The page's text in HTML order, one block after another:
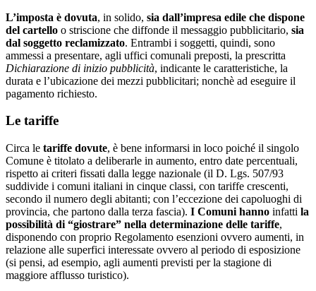
L’imposta è dovuta, in solido, sia dall’impresa edile che dispone
del cartello o striscione che diffonde il messaggio pubblicitario, sia
dal soggetto reclamizzato. Entrambi i soggetti, quindi, sono
ammessi a presentare, agli uffici comunali preposti, la prescritta
Dichiarazione di inizio pubblicità, indicante le caratteristiche, la
durata e l’ubicazione dei mezzi pubblicitari; nonchè ad eseguire il
pagamento richiesto.
Le tariffe
Circa le tariffe dovute, è bene informarsi in loco poiché il singolo
Comune è titolato a deliberarle in aumento, entro date percentuali,
rispetto ai criteri fissati dalla legge nazionale (il D. Lgs. 507/93
suddivide i comuni italiani in cinque classi, con tariffe crescenti,
secondo il numero degli abitanti; con l’eccezione dei capoluoghi di
provincia, che partono dalla terza fascia). I Comuni hanno infatti la
possibilità di “giostrare” nella determinazione delle tariffe,
disponendo con proprio Regolamento esenzioni ovvero aumenti, in
relazione alle superfici interessate ovvero al periodo di esposizione
(si pensi, ad esempio, agli aumenti previsti per la stagione di
maggiore afflusso turistico).